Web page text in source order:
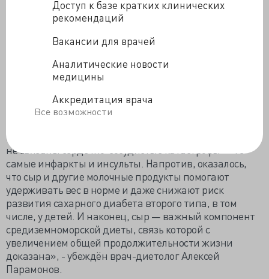
Доступ к базе кратких клинических
рекомендаций
Вакансии для врачей
Аналитические новости
медицины
Аккредитация врача
Все возможности
Плесецкой: «Жрать меньше надо!» А как меньше и
чем запивать – всё тут есть, но схематично. К примеру,
не надо опасаться кушать сыр, он не такой вредный,
хоть и жирный. Европейцы сыром поддерживают
иссекающий кальций, мы же это менее успешно
делаем творогом.
«Оказалось, что сыр, особенно его твёрдые сорта,
достоверно не влияет на содержание вредного
исследования показали, что с наличием сыра в диете
не связаны сердечно-сосудистые катастрофы — те
самые инфаркты и инсульты. Напротив, оказалось,
что сыр и другие молочные продукты помогают
удерживать вес в норме и даже снижают риск
развития сахарного диабета второго типа, в том
числе, у детей. И наконец, сыр — важный компонент
средиземноморской диеты, связь которой с
увеличением общей продолжительности жизни
доказана», - убеждён врач-диетолог Алексей
Парамонов.